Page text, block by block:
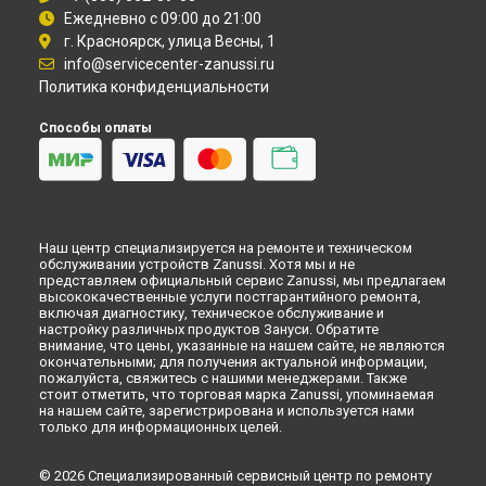
Замена щёток стиральной машины Zanussi в
Замена щёток стиральной машины Zanussi в
Замена щёток стиральной машины Zanussi в
Челнах
Ежедневно с 09:00 до 21:00
г. Красноярск, улица Весны, 1
info@servicecenter-zanussi.ru
Политика конфиденциальности
Способы оплаты
Наш центр специализируется на ремонте и техническом
обслуживании устройств Zanussi. Хотя мы и не
представляем официальный сервис Zanussi, мы предлагаем
высококачественные услуги постгарантийного ремонта,
включая диагностику, техническое обслуживание и
настройку различных продуктов Зануси. Обратите
внимание, что цены, указанные на нашем сайте, не являются
окончательными; для получения актуальной информации,
пожалуйста, свяжитесь с нашими менеджерами. Также
стоит отметить, что торговая марка Zanussi, упоминаемая
на нашем сайте, зарегистрирована и используется нами
только для информационных целей.
© 2026 Специализированный сервисный центр по ремонту